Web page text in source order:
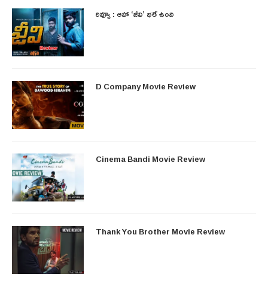
రివ్యూ : ఆహా ‘జీవి’ భలే ఉంది
D Company Movie Review
Cinema Bandi Movie Review
Thank You Brother Movie Review